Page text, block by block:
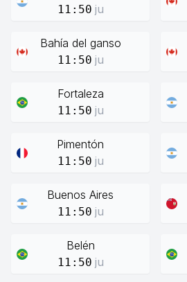
11:50 ju
Bahía del ganso
11:50 ju
Fortaleza
11:50 ju
Pimentón
11:50 ju
Buenos Aires
11:50 ju
Belén
11:50 ju